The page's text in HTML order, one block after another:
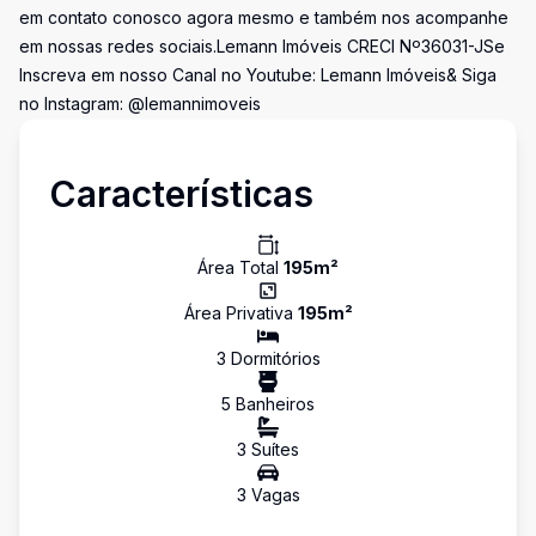
em contato conosco agora mesmo e também nos acompanhe
em nossas redes sociais.Lemann Imóveis CRECI Nº36031-JSe
Inscreva em nosso Canal no Youtube: Lemann Imóveis& Siga
no Instagram: @lemannimoveis
Características
Área Total 195m²
Área Privativa 195m²
3 Dormitórios
5 Banheiros
3 Suítes
3 Vagas